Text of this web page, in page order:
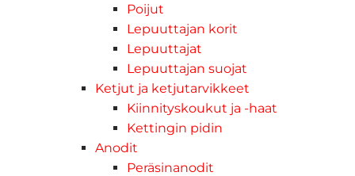
Poijut
Lepuuttajan korit
Lepuuttajat
Lepuuttajan suojat
Ketjut ja ketjutarvikkeet
Kiinnityskoukut ja -haat
Kettingin pidin
Anodit
Peräsinanodit